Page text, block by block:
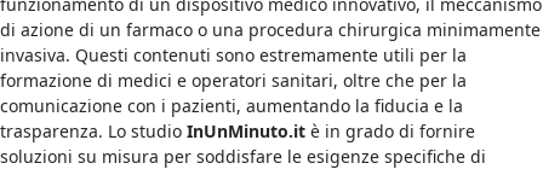
di azione di un farmaco o una procedura chirurgica minimamente
invasiva. Questi contenuti sono estremamente utili per la
formazione di medici e operatori sanitari, oltre che per la
comunicazione con i pazienti, aumentando la fiducia e la
trasparenza. Lo studio InUnMinuto.it è in grado di fornire
soluzioni su misura per soddisfare le esigenze specifiche di